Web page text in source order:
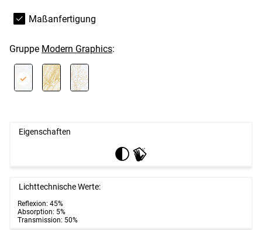
Maßanfertigung
Gruppe Modern Graphics:
Eigenschaften
Lichttechnische Werte:
Reflexion: 45%
Absorption: 5%
Transmission: 50%